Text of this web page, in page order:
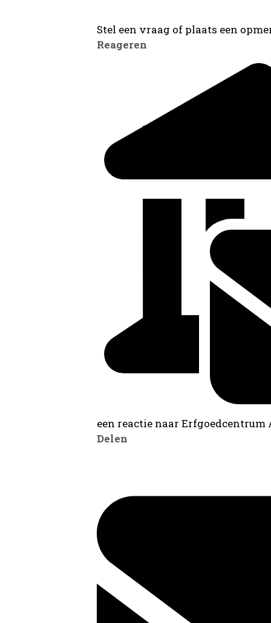
Stel een vraag of plaats een
Reageren
een reactie naar
Delen